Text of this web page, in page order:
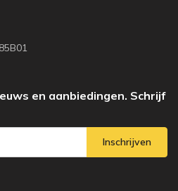
en aanbiedingen. Schrijf
Inschrijven